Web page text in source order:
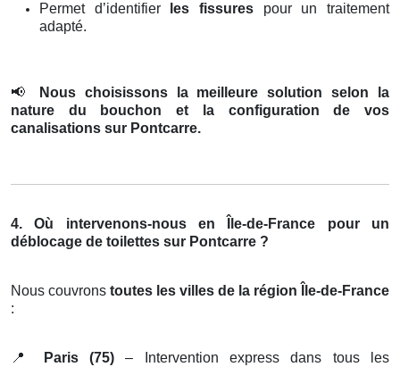
Permet d’identifier les fissures pour un traitement
adapté.
📢
Nous choisissons la meilleure solution selon la
nature du bouchon et la configuration de vos
canalisations sur Pontcarre.
4. Où intervenons-nous en Île-de-France pour un
déblocage de toilettes sur Pontcarre ?
Nous couvrons toutes les villes de la région Île-de-France
:
📍 Paris (75) – Intervention express dans tous les